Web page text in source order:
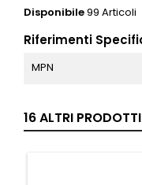
Disponibile99 Articoli
Riferimenti
MPN
16 ALTRI